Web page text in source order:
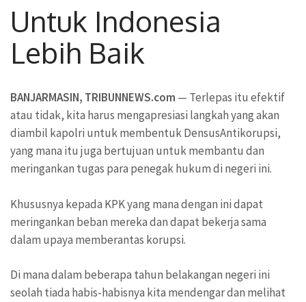
Untuk Indonesia
Lebih Baik
BANJARMASIN, TRIBUNNEWS.com — Terlepas itu efektif
atau tidak, kita harus mengapresiasi langkah yang akan
diambil kapolri untuk membentuk DensusAntikorupsi,
yang mana itu juga bertujuan untuk membantu dan
meringankan tugas para penegak hukum di negeri ini.
Khususnya kepada KPK yang mana dengan ini dapat
meringankan beban mereka dan dapat bekerja sama
dalam upaya memberantas korupsi.
Di mana dalam beberapa tahun belakangan negeri ini
seolah tiada habis-habisnya kita mendengar dan melihat